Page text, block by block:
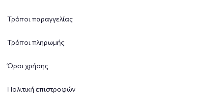
Τρόποι παραγγελίας
Τρόποι πληρωμής
Όροι χρήσης
Πολιτική επιστροφών